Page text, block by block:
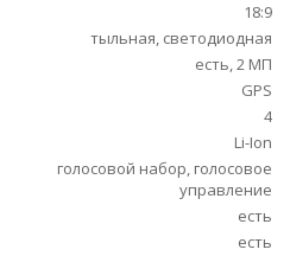
18:9
тыльная, светодиодная
есть, 2 МП
GPS
4
Li-Ion
голосовой набор, голосовое
управление
есть
есть